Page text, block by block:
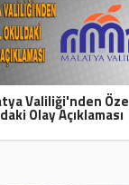
Valiliği'nden
Olay Açıklaması